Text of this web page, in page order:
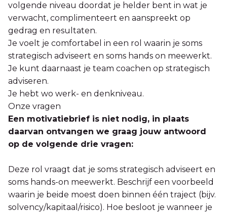
volgende niveau doordat je helder bent in wat je
verwacht, complimenteert en aanspreekt op
gedrag en resultaten.
Je voelt je comfortabel in een rol waarin je soms
strategisch adviseert en soms hands on meewerkt.
Je kunt daarnaast je team coachen op strategisch
adviseren.
Je hebt wo werk- en denkniveau.
Onze vragen
Een motivatiebrief is niet nodig, in plaats
daarvan ontvangen we graag jouw antwoord
op de volgende drie vragen:
Deze rol vraagt dat je soms strategisch adviseert en
soms hands-on meewerkt. Beschrijf een voorbeeld
waarin je beide moest doen binnen één traject (bijv.
solvency/kapitaal/risico). Hoe besloot je wanneer je